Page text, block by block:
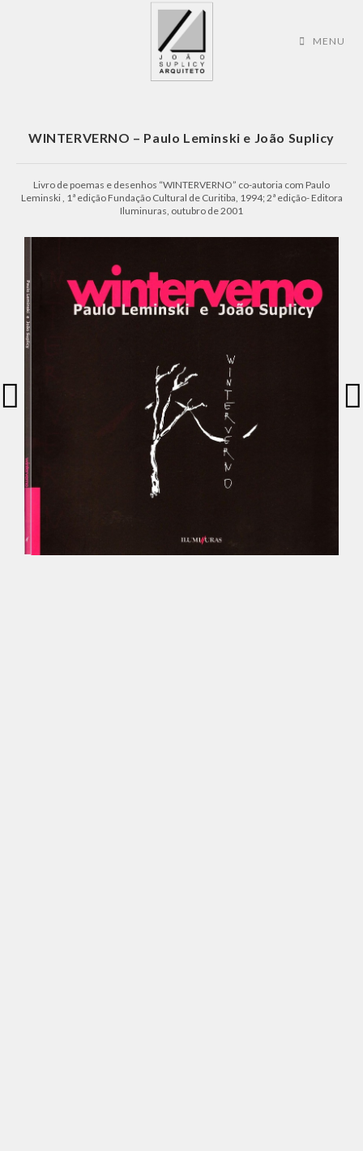
MENU
WINTERVERNO – Paulo Leminski e João Suplicy
Livro de poemas e desenhos “WINTERVERNO” co-autoria com Paulo
Leminski , 1ª edição Fundação Cultural de Curitiba, 1994; 2ª edição- Editora
Iluminuras, outubro de 2001